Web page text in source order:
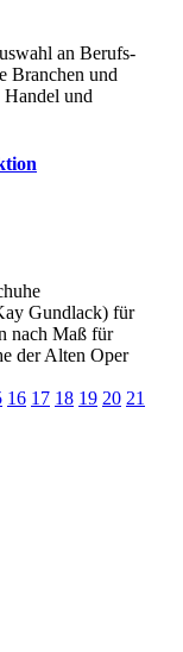
an Berufs-
Branchen und
und
Gundlack) für
nach Maß für
der Alten Oper
16 17 18 19 20 21